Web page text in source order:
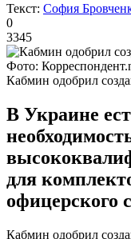
Текст: София
0
3345
Фото:
Кабмин одобрил
В Украине
для
офицерского
Кабмин одобрил